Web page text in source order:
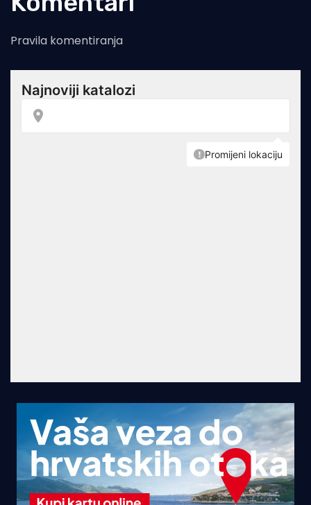
Pravila komentiranja